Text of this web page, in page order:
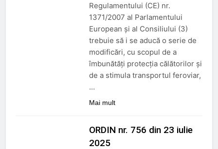
Regulamentului (CE) nr.
1371/2007 al Parlamentului
European și al Consiliului (3)
trebuie să i se aducă o serie de
modificări, cu scopul de a
îmbunătăți protecția călătorilor și
de a stimula transportul feroviar,
…
Mai mult
ORDIN nr. 756 din 23 iulie
2025